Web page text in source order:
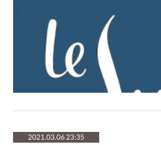
2021.03.06 23:35